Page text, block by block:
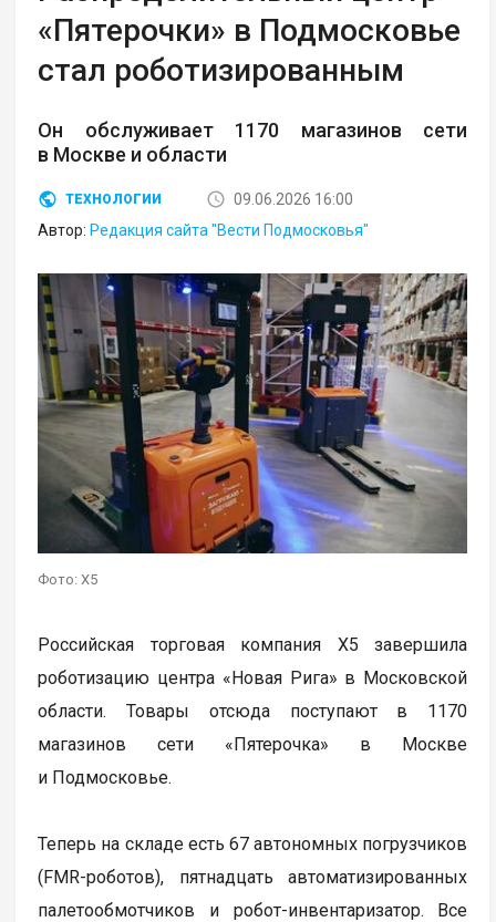
«Пятерочки» в Подмосковье
стал роботизированным
Он обслуживает 1170 магазинов сети
в Москве и области
ТЕХНОЛОГИИ
09.06.2026 16:00
Автор: Редакция сайта "Вести Подмосковья"
Фото: X5
Российская торговая компания X5 завершила
роботизацию центра «Новая Рига» в Московской
области. Товары отсюда поступают в 1170
магазинов сети «Пятерочка» в Москве
и Подмосковье.
Теперь на складе есть 67 автономных погрузчиков
(FMR-роботов), пятнадцать автоматизированных
палетообмотчиков и робот-инвентаризатор. Все